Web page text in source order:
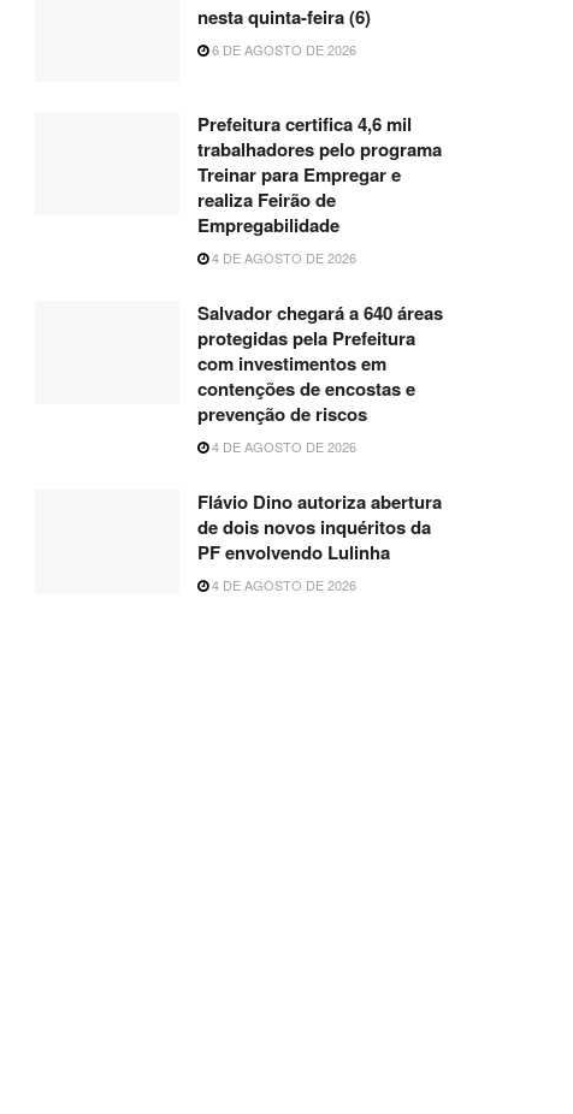
nesta quinta-feira (6)
6 DE AGOSTO DE 2026
Prefeitura certifica 4,6 mil
trabalhadores pelo programa
Treinar para Empregar e
realiza Feirão de
Empregabilidade
4 DE AGOSTO DE 2026
Salvador chegará a 640 áreas
protegidas pela Prefeitura
com investimentos em
contenções de encostas e
prevenção de riscos
4 DE AGOSTO DE 2026
Flávio Dino autoriza abertura
de dois novos inquéritos da
PF envolvendo Lulinha
4 DE AGOSTO DE 2026